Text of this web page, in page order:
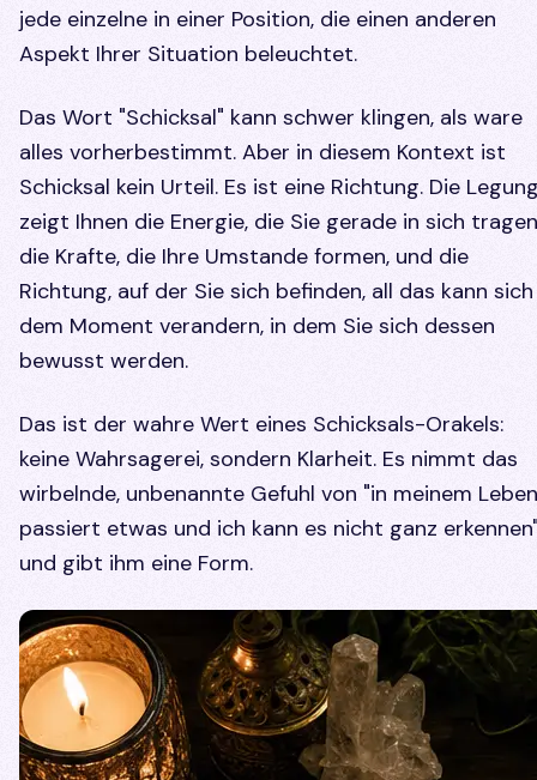
jede einzelne in einer Position, die einen anderen
Aspekt Ihrer Situation beleuchtet.
Das Wort "Schicksal" kann schwer klingen, als ware
alles vorherbestimmt. Aber in diesem Kontext ist
Schicksal kein Urteil. Es ist eine Richtung. Die
zeigt Ihnen die Energie, die Sie gerade in sich
die Krafte, die Ihre Umstande formen, und die
Richtung, auf der Sie sich befinden, all das kann
dem Moment verandern, in dem Sie sich dessen
bewusst werden.
Das ist der wahre Wert eines Schicksals-Orakels:
keine Wahrsagerei, sondern Klarheit. Es nimmt das
wirbelnde, unbenannte Gefuhl von "in meinem Leben
passiert etwas und ich kann es nicht ganz
und gibt ihm eine Form.